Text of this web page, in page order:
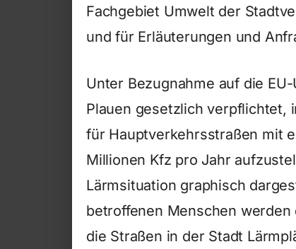
Fachgebiet Umwelt der
und für Erläuterungen und
Unter Bezugnahme auf die
Plauen gesetzlich verpflichtet,
für Hauptverkehrsstraßen mit
Millionen Kfz pro Jahr
Lärmsituation graphisch
betroffenen Menschen
die Straßen in der Stadt